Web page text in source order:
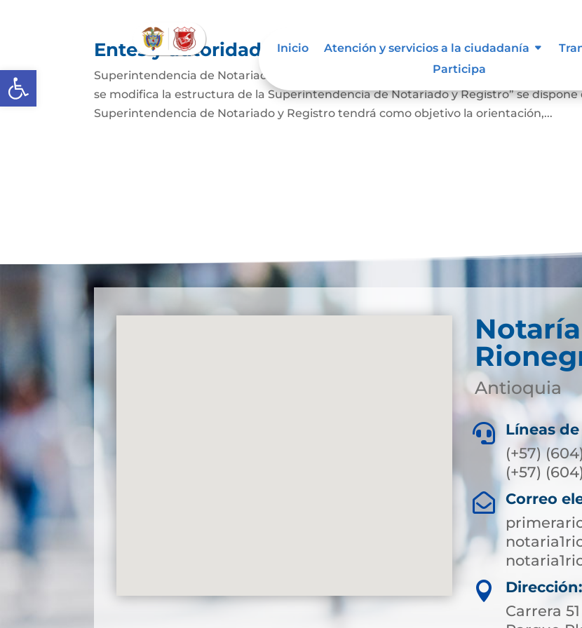
Abrir barra de herramientas
Inicio Atención y servicios a la ciudadanía
Participa
Entes y autoridades que lo vigilan
Superintendencia de Notariado y Registro En el Artículo 4 del Decreto 2723 de 2014,
se modifica la estructura de la Superintendencia de Notariado y Registro” se dispone
Superintendencia de Notariado y Registro tendrá como objetivo la orientación,...
Antioquia

Líneas
(+57)
(+57)

Correo

Carrera